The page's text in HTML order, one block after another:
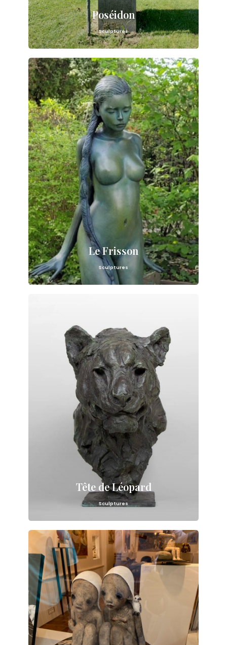
Poséidon
Sculptures
Le Frisson
Sculptures
Tête de Léopard
Sculptures